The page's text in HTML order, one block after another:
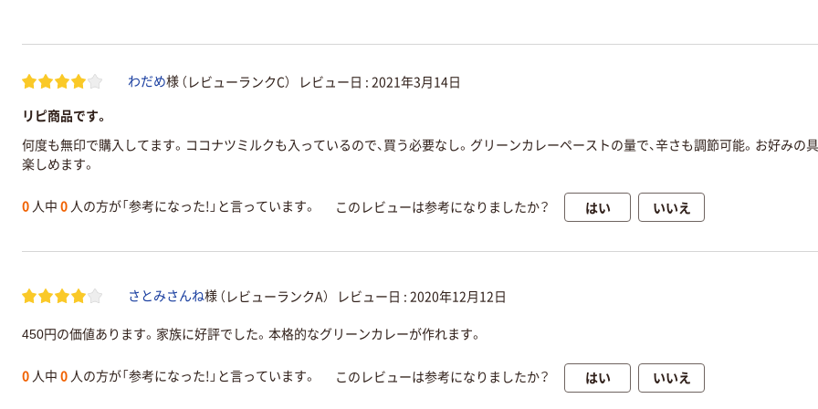
わだめ様 （レビューランクC） レビュー日 : 2021年3月14日
リピ商品です。
何度も無印で購入してます。ココナツミルクも入っているので、買う必要なし。グリーンカレーペーストの量で、辛さも調節可能。お好みの
楽しめます。
0 人中 0 人の方が「参考になった!」と言っています。 このレビューは参考になりましたか？ はい いいえ
さとみさんね様 （レビューランクA） レビュー日 : 2020年12月12日
450円の価値あります。家族に好評でした。本格的なグリーンカレーが作れます。
0 人中 0 人の方が「参考になった!」と言っています。 このレビューは参考になりましたか？ はい いいえ